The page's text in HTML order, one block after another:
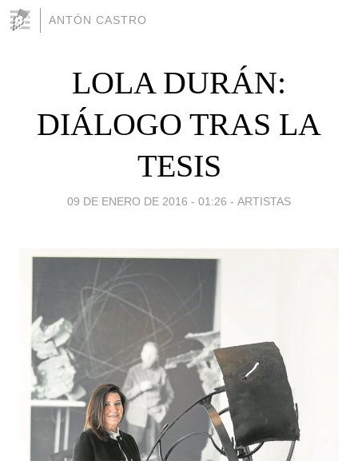
ANTÓN CASTRO
LOLA DURÁN:
DIÁLOGO TRAS LA
TESIS
09 DE ENERO DE 2016 - 01:26 - ARTISTAS